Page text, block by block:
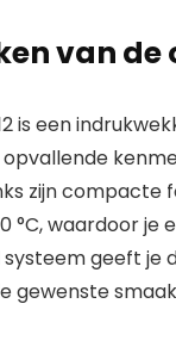
van de
is een
zijn compacte
°C, waardoor je
geeft je
gewenste